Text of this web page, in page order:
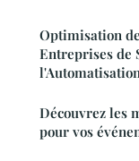
Optimisation
Entreprises de
Découvrez les
pour vos